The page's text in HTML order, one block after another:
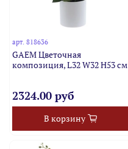
арт.818636
GAEM Цветочная
композиция, L32 W32 H53 см
2324.00 руб
В корзину